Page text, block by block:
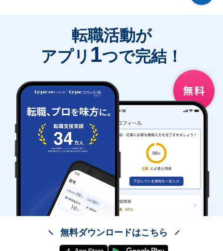
転職活動が
アプリ 1つで完結！
無料ダウンロードはこちら